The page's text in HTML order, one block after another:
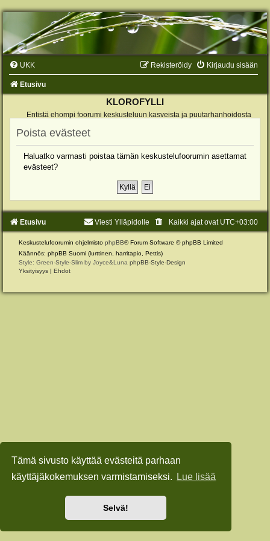
Tämä sivusto käyttää evästeitä parhaan
käyttäjäkokemuksen varmistamiseksi.
Lue lisää
Selvä!
UKK Kirjaudu sisään
Rekisteröidy
Etusivu
KLOROFYLLI
Entistä ehompi foorumi keskusteluun kasveista ja puutarhanhoidosta
Poista evästeet
Haluatko varmasti poistaa tämän keskustelufoorumin asettamat
evästeet?
Etusivu Kaikki ajat ovat UTC+03:00
Viesti Ylläpidolle
Keskustelufoorumin ohjelmisto phpBB® Forum Software © phpBB Limited
Käännös: phpBB Suomi (lurttinen, harritapio, Pettis)
Style: Green-Style-Slim by Joyce&Luna phpBB-Style-Design
Yksityisyys | Ehdot